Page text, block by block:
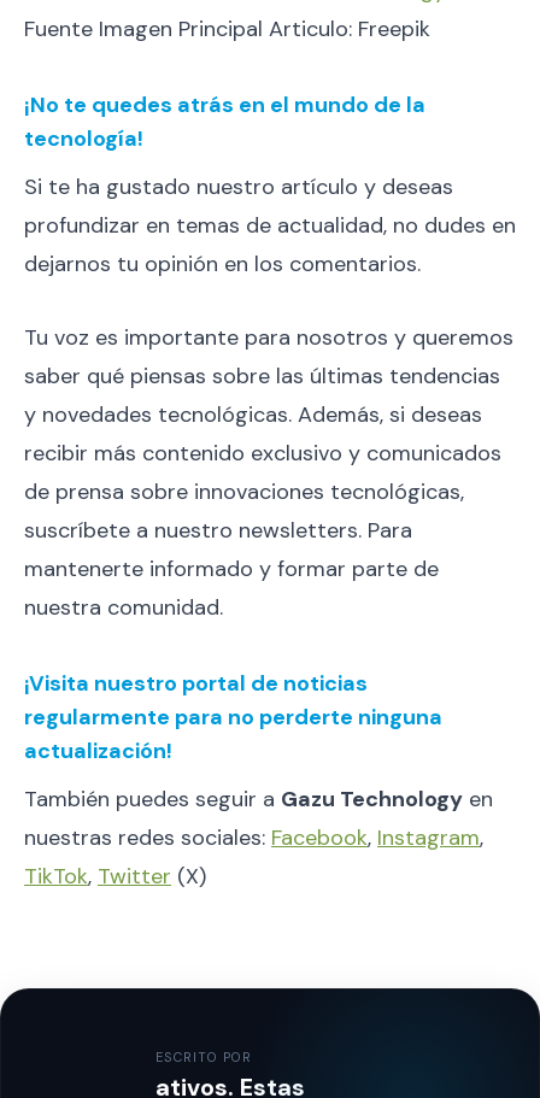
Fuente Imagen Principal Articulo: Freepik
¡No te quedes atrás en el mundo de la
tecnología!
Si te ha gustado nuestro artículo y deseas
profundizar en temas de actualidad, no dudes en
dejarnos tu opinión en los comentarios.
Tu voz es importante para nosotros y queremos
saber qué piensas sobre las últimas tendencias
y novedades tecnológicas. Además, si deseas
recibir más contenido exclusivo y comunicados
de prensa sobre innovaciones tecnológicas,
suscríbete a nuestro newsletters. Para
mantenerte informado y formar parte de
nuestra comunidad.
¡Visita nuestro portal de noticias
regularmente para no perderte ninguna
actualización!
También puedes seguir a Gazu Technology en
nuestras redes sociales: Facebook, Instagram,
TikTok, Twitter (X)
ESCRITO POR
ativos. Estas